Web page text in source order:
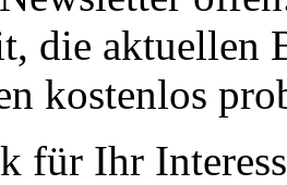
die aktuellen
kostenlos
für Ihr